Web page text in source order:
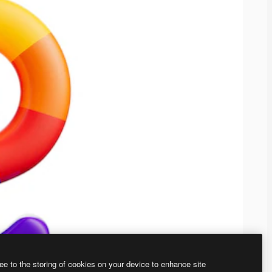
to the storing of cookies on your device to enhance site